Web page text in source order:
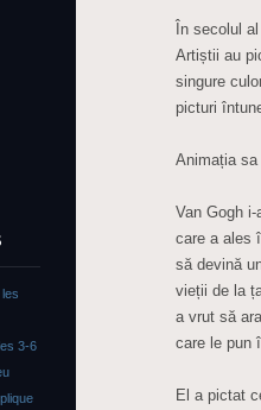
În secolul
Artiștii au
singure
picturi
Animația sa
Van Gogh
care a ales
să devină
vieții de la
a vrut să
care le pun
El a pictat
3-6